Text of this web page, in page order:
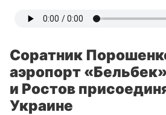
Соратник
аэропорт
и Ростов
Украине